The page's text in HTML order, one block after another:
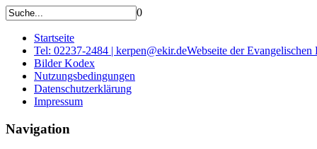
0
Startseite
Tel: 02237-2484 | kerpen@ekir.deWebseite der
Bilder Kodex
Nutzungsbedingungen
Datenschutzerklärung
Impressum
Navigation